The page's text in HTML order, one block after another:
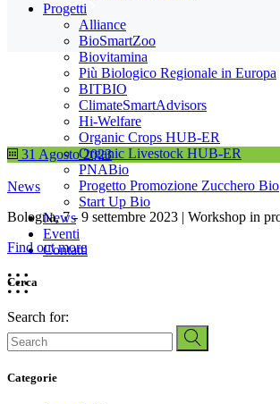
Progetti
Alliance
BioSmartZoo
Biovitamina
Più Biologico Regionale in Europa
BITBIO
ClimateSmartAdvisors
Hi-Welfare
Organic Crops HUB-ER
Organic Livestock HUB-ER
PNABio
Progetto Promozione Zucchero Bio
Start Up Bio
News
Eventi
Contatti
31 Agosto 2023
News
Bologna, 7 - 9 settembre 2023 | Workshop in
Find out more
Cerca
Search for:
Categorie